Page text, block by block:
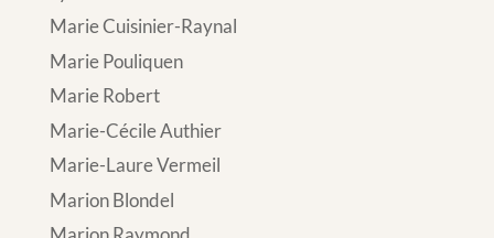
Marie Cuisinier-Raynal
Marie Pouliquen
Marie Robert
Marie-Cécile Authier
Marie-Laure Vermeil
Marion Blondel